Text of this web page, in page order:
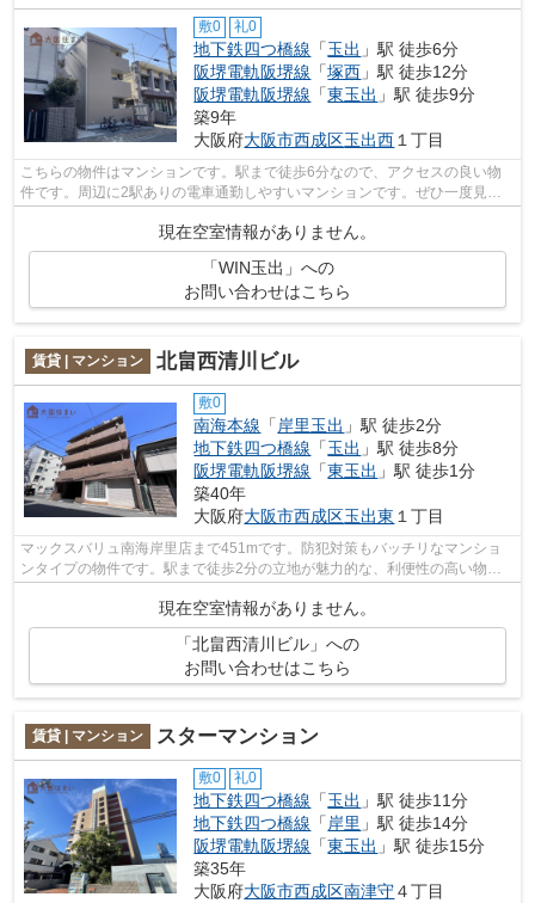
敷0 礼0
地下鉄四つ橋線 「玉出 」駅 徒歩6分
阪堺電軌阪堺線 「塚西 」駅 徒歩12分
阪堺電軌阪堺線 「東玉出 」駅 徒歩9分
築9年
大阪府大阪市西成区玉出西 １丁目
こちらの物件はマンションです。駅まで徒歩6分なので、アクセスの良い物
件です。周辺に2駅ありの電車通勤しやすいマンションです。ぜひ一度見て
現在空室情報がありません。
「WIN玉出」への
お問い合わせはこちら
賃貸 | マンション 北畠西清川ビル
敷0
南海本線 「 岸里玉出 」駅 徒歩2分
地下鉄四つ橋線 「玉出 」駅 徒歩8分
阪堺電軌阪堺線 「東玉出 」駅 徒歩1分
築40年
大阪府大阪市西成区玉出東 １丁目
マックスバリュ南海岸里店まで451mです。防犯対策もバッチリなマンショ
ンタイプの物件です。駅まで徒歩2分の立地が魅力的な、利便性の高い物件
です。共用部にはエレベータ・敷地内ごみ...
現在空室情報がありません。
「北畠西清川ビル」への
お問い合わせはこちら
賃貸 | マンション スターマンション
敷0 礼0
地下鉄四つ橋線 「玉出 」駅 徒歩11分
地下鉄四つ橋線 「岸里 」駅 徒歩14分
阪堺電軌阪堺線 「東玉出 」駅 徒歩15分
築35年
大阪府大阪市西成区南津守４丁目